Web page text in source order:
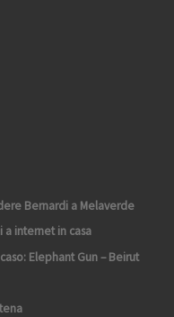
Bernardi a Melaverde
internet in casa
Elephant Gun – Beirut